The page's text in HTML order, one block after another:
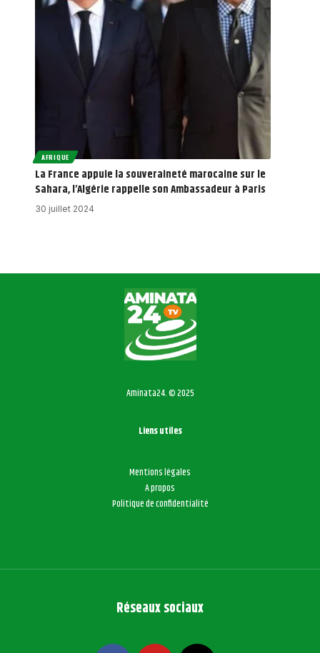
AFRIQUE
La France appuie la souveraineté marocaine sur le
Sahara, l’Algérie rappelle son Ambassadeur à Paris
30 juillet 2024
Réseaux sociaux
Aminata24. © 2025
Liens utiles
Mentions légales
A propos
Politique de confidentialité